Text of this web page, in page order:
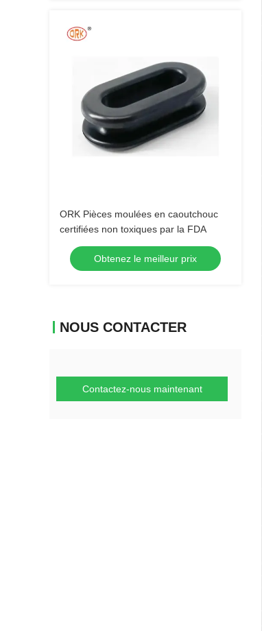
ORK Pièces moulées en caoutchouc
certifiées non toxiques par la FDA
Obtenez le meilleur prix
NOUS CONTACTER
Contactez-nous maintenant